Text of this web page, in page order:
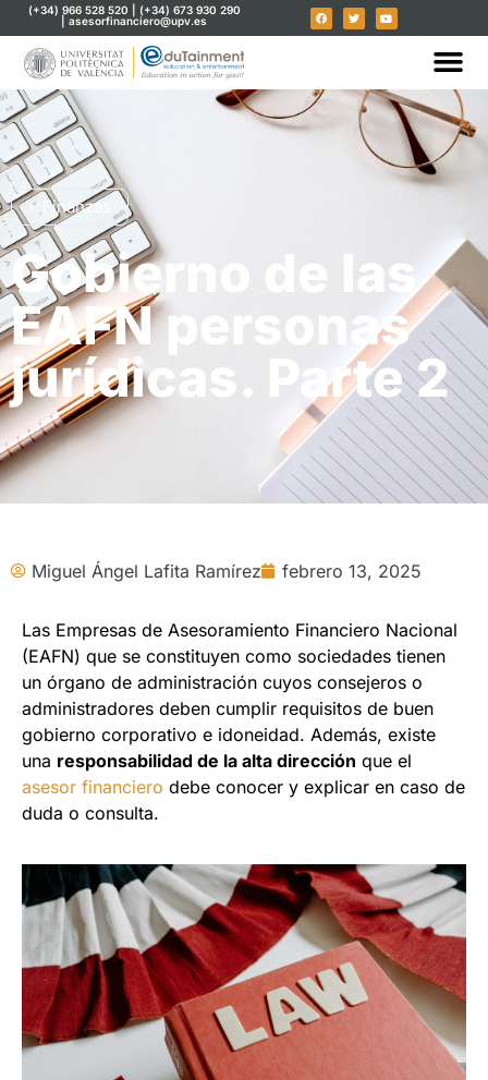
(+34) 966 528 520 | (+34) 673 930 290
| asesorfinanciero@upv.es
Finanzas
Gobierno de las
EAFN personas
jurídicas. Parte 2
Miguel Ángel Lafita Ramírez febrero 13, 2025
Las Empresas de Asesoramiento Financiero Nacional
(EAFN) que se constituyen como sociedades tienen
un órgano de administración cuyos consejeros o
administradores deben cumplir requisitos de buen
gobierno corporativo e idoneidad. Además, existe
una responsabilidad de la alta dirección que el
asesor financiero debe conocer y explicar en caso de
duda o consulta.